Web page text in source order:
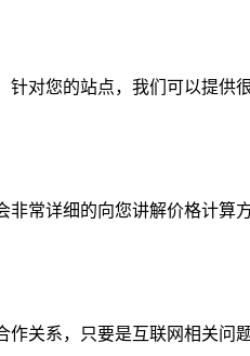
针对您的站点，我们可以提
非常详细的向您讲解价格计
作关系，只要是互联网相关